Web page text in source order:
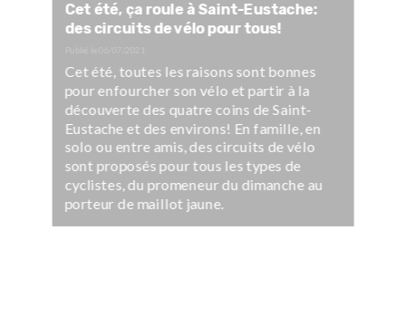
Cet été, ça roule à Saint-Eustache:
des circuits de vélo pour tous!
Cet été, toutes les raisons sont bonnes
pour enfourcher son vélo et partir à la
découverte des quatre coins de Saint-
Eustache et des environs! En famille, en
solo ou entre amis, des circuits de vélo
sont proposés pour tous les types de
cyclistes, du promeneur du dimanche au
porteur de maillot jaune.